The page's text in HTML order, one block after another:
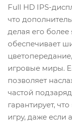
Full HD IPS-
что
делая его
обеспечивает
игровые миры.
позволяет
частой
гарантирует,
игру, даже если